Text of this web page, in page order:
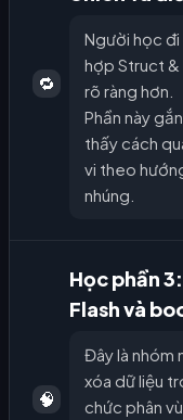
🔁
Người học
hợp Struct &
rõ ràng hơn.
Phần này
thấy cách
vi theo
nhúng.
🧠
Học phần
Flash và
Đây là nhóm
xóa dữ liệu
chức phân